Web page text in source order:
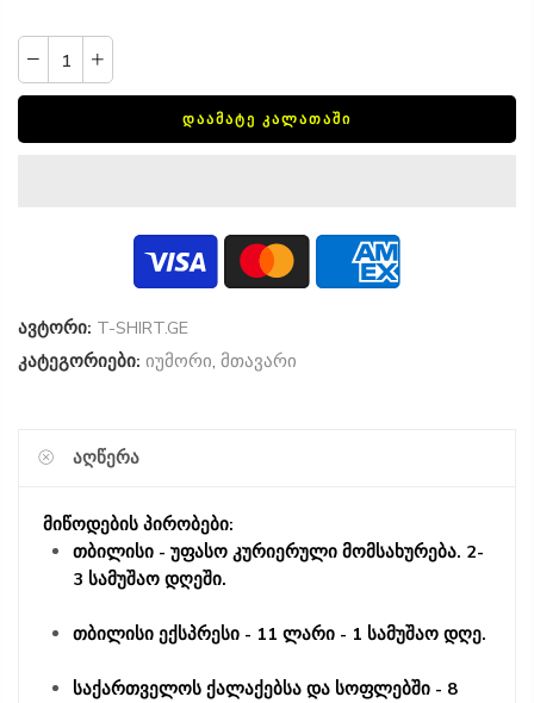
ᲓᲐᲐᲛᲐᲢᲔ ᲙᲐᲚᲐᲗᲐᲨᲘ
ავტორი: T-SHIRT.GE
კატეგორიები: იუმორი, მთავარი
ᲐᲦᲬᲔᲠᲐ
მიწოდების პირობები:
თბილისი - უფასო კურიერული მომსახურება. 2-
3 სამუშაო დღეში.
თბილისი ექსპრესი - 11 ლარი - 1 სამუშაო დღე.
საქართველოს ქალაქებსა და სოფლებში - 8